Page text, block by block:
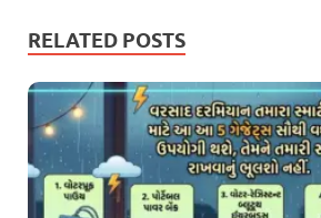
RELATED POSTS